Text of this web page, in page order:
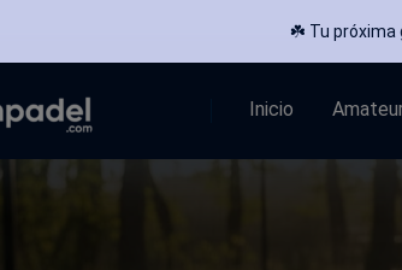
Inicio
☘️ Tu próxima